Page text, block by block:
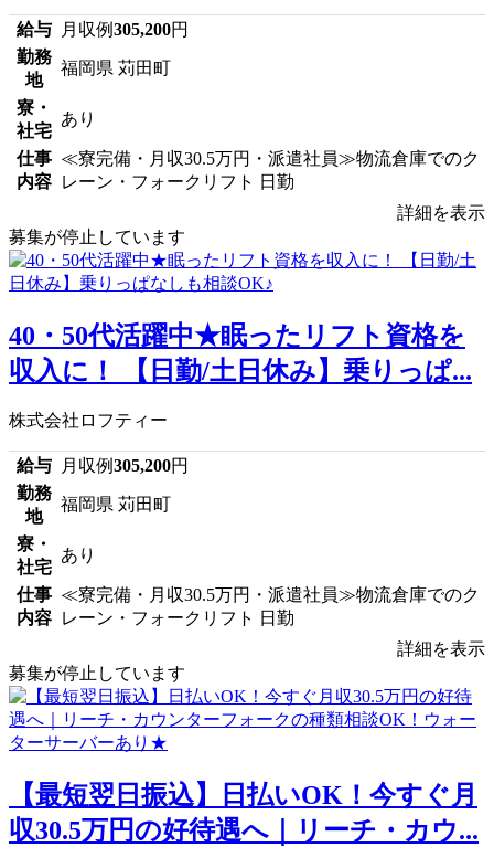
給与 月収例305,200円
勤務
地
福岡県 苅田町
寮・
社宅
あり
仕事
内容
≪寮完備・月収30.5万円・派遣社員≫物流倉庫でのク
レーン・フォークリフト 日勤
詳細を表示
募集が停止しています
40・50代活躍中★眠ったリフト資格を
収入に！ 【日勤/土日休み】乗りっぱ...
株式会社ロフティー
給与 月収例305,200円
勤務
地
福岡県 苅田町
寮・
社宅
あり
仕事
内容
≪寮完備・月収30.5万円・派遣社員≫物流倉庫でのク
レーン・フォークリフト 日勤
詳細を表示
募集が停止しています
【最短翌日振込】日払いOK！今すぐ月
収30.5万円の好待遇へ｜リーチ・カウ...